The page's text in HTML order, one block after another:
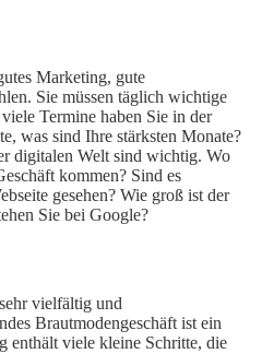
Marketing, gute
Sie müssen täglich wichtige
Termine haben Sie in der
was sind Ihre stärksten Monate?
digitalen Welt sind wichtig. Wo
kommen? Sind es
gesehen? Wie groß ist der
Sie bei Google?
vielfältig und
Brautmodengeschäft ist ein
enthält viele kleine Schritte, die